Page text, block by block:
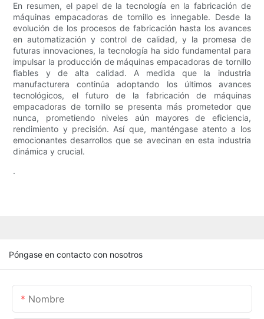
En resumen, el papel de la tecnología en la fabricación de
máquinas empacadoras de tornillo es innegable. Desde la
evolución de los procesos de fabricación hasta los avances
en automatización y control de calidad, y la promesa de
futuras innovaciones, la tecnología ha sido fundamental para
impulsar la producción de máquinas empacadoras de tornillo
fiables y de alta calidad. A medida que la industria
manufacturera continúa adoptando los últimos avances
tecnológicos, el futuro de la fabricación de máquinas
empacadoras de tornillo se presenta más prometedor que
nunca, prometiendo niveles aún mayores de eficiencia,
rendimiento y precisión. Así que, manténgase atento a los
emocionantes desarrollos que se avecinan en esta industria
dinámica y crucial.
.
Póngase en contacto con nosotros
Nombre